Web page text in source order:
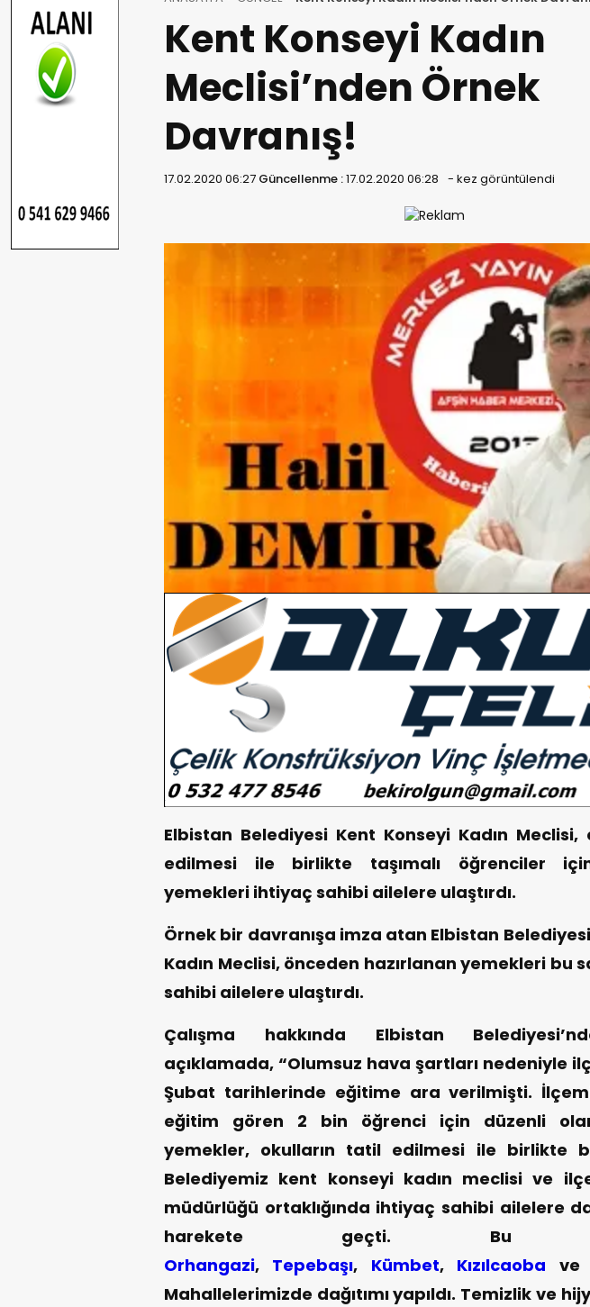
Kent Konseyi Kadın
Meclisi’nden Örnek
Davranış!
17.02.2020 06:27 Güncellenme :17.02.2020 06:28 - kez görüntülendi
Elbistan Belediyesi Kent Konseyi Kadın
edilmesi ile birlikte taşımalı öğrenciler
yemekleri ihtiyaç sahibi ailelere ulaştırdı.
Örnek bir davranışa imza atan Elbistan
Kadın Meclisi, önceden hazırlanan yemekleri bu
sahibi ailelere ulaştırdı.
Çalışma hakkında Elbistan
açıklamada, “Olumsuz hava şartları nedeniyle
Şubat tarihlerinde eğitime ara verilmişti.
eğitim gören 2 bin öğrenci için düzenli
yemekler, okulların tatil edilmesi ile birlikte
Belediyemiz kent konseyi kadın meclisi ve
müdürlüğü ortaklığında ihtiyaç sahibi ailelere
harekete geçti. Bu
Orhangazi, Tepebaşı, Kümbet, Kızılcaoba ve
Mahallelerimizde dağıtımı yapıldı. Temizlik ve